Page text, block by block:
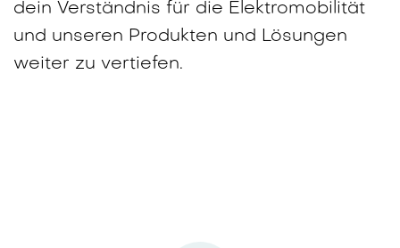
dein Verständnis für die Elektromobilität
und unseren Produkten und Lösungen
weiter zu vertiefen.